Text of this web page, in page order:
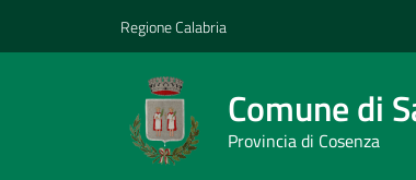
Regione Calabria
Comune di
Provincia di Cosenza